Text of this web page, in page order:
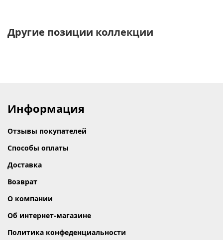
Другие позиции коллекции
Информация
Отзывы покупателей
Способы оплаты
Доставка
Возврат
О компании
Об интернет-магазине
Политика конфеденциальности